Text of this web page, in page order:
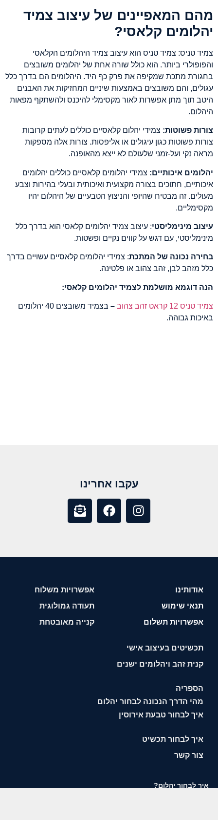
מהם המאפיינים של עיצוב צמיד
יהלומים קלאסי?
צמיד טניס: צמיד טניס הוא עיצוב צמיד היהלומים הקלאסי
והפופולרי ביותר. הוא כולל שורה אחת של יהלומים משובצים
בחגורת מתכת שמקיפה את פרק כף היד. היהלומים הם בדרך כלל
עגולים, והם משובצים באמצעות שיניים המחזיקות את האבנים
היטב תוך מתן אפשרות לאור מקסימלי להיכנס ולהשתקף מפאות
היהלום.
צורות פשוטות: צמידי יהלום קלאסיים כוללים לעתים קרובות
צורות פשוטות כגון עיגולים או אליפסות. צורות אלה מספקות
מראה נקי ועל-זמני שלעולם לא ייצא מהאופנה.
יהלומים איכותיים: צמידי יהלומים קלאסיים כוללים יהלומים
איכותיים, חתוכים בצורה מקצועית ואיכותית ובעלי בהירות וצבע
מעולים. זה מבטיח שהיופי והניצוץ הטבעיים של היהלום יהיו
מקסימליים.
עיצוב מינימליסטי: עיצוב צמיד יהלומים קלאסי הוא בדרך כלל
מינימליסטי, עם דגש על קווים נקיים ופשטות.
בחירה נכונה של המתכת: צמידי יהלומים קלאסיים עשויים בדרך
כלל מזהב לבן, זהב צהוב או פלטינה.
הנה דוגמא מושלמת לצמיד יהלומים קלאסי:
צמיד טניס 12 קראט זהב צהוב –
בצמיד משובצים 40 יהלומים
באיכות גבוהה.
עקבו אחרינו
אודותינו
תנאי שימוש
אפשרויות תשלום
אפשרויות משלוח
תעודה גמולוגית
קנייה מאובטחת
תכשיטים בעיצוב אישי
קנית זהב ויהלומים ישנים
הספריה
מהי הדרך הנכונה לבחור יהלום
איך לבחור טבעת אירוסין
איך לבחור תכשיט
צור קשר
איך לבחור יהלום?